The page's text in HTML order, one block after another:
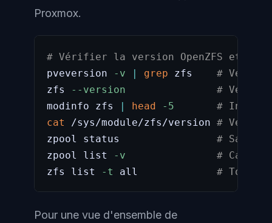
Proxmox.
# Vérifier la version OpenZFS et
pveversion
-v | grep zfs #
zfs
--version
#
modinfo zfs
| head -5
#
cat
/sys/module/zfs/version #
zpool status # Santé
zpool list
-v
#
zfs list
-t all # Tous
Pour une vue d'ensemble de